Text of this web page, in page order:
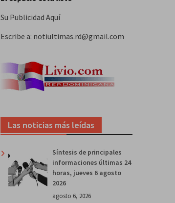
Su Publicidad Aquí
Escribe a: notiultimas.rd@gmail.com
Las noticias más leídas
Síntesis de principales
informaciones últimas 24
horas, jueves 6 agosto
2026
agosto 6, 2026